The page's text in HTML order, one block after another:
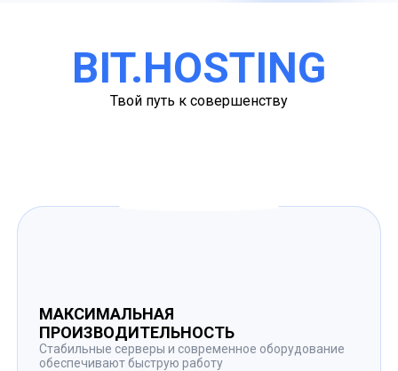
BIT.HOSTING
Твой путь к совершенству
МАКСИМАЛЬНАЯ
ПРОИЗВОДИТЕЛЬНОСТЬ
Стабильные серверы и современное оборудование
обеспечивают быструю работу